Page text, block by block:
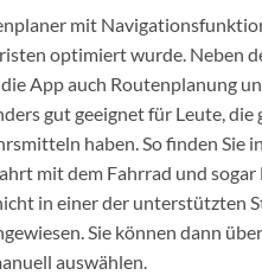
mit
optimiert wurde. Neben
App auch Routenplanung
gut geeignet für Leute, die
haben. So finden Sie
mit dem Fahrrad und sogar
in einer der unterstützten
Sie können dann
auswählen.